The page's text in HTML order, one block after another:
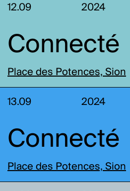
12.09 2024
Connecté
Place des Potences, Sion
13.09 2024
Connecté
Place des Potences, Sion